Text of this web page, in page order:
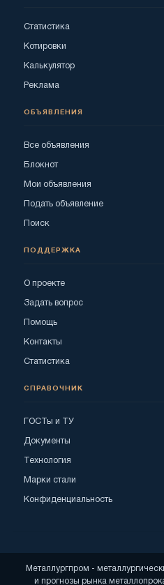
Статистика
Котировки
Калькулятор
Реклама
ОБЪЯВЛЕНИЯ
Все объявления
Блокнот
Мои объявления
Подать объявление
Поиск
ПОДДЕРЖКА
О проекте
Задать вопрос
Помощь
Контакты
Статистика
СПРАВОЧНИК
ГОСТы и ТУ
Документы
Технология
Марки стали
Конфиденциальность
Металлургпром -
и прогнозы рынка